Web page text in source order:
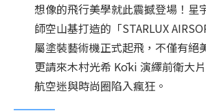
想像的飛行美學就此震撼登場！星
師空山基打造的「STARLUX
屬塗裝藝術機正式起飛，不僅有絕
更請來木村光希 Kōki 演繹前衛大
航空迷與時尚圈陷入瘋狂。